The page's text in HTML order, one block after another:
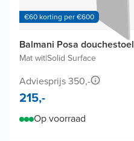
€60 korting per €600
Balmani Posa douchestoel
Mat wit|Solid Surface
Adviesprijs 350,-
215,-
Op voorraad